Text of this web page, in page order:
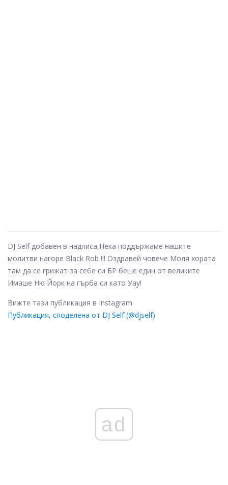
DJ Self добавен в надписа,Нека поддържаме нашите
молитви нагоре Black Rob !!! Оздравей човече Моля хората
там да се грижат за себе си БР беше един от великите
Имаше Ню Йорк на гърба си като Уау!
Вижте тази публикация в Instagram
Публикация, споделена от DJ Self (@djself)
ad